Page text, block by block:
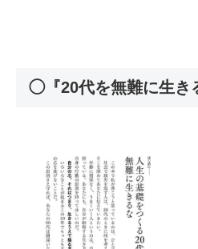
◯『20代を無難に生き